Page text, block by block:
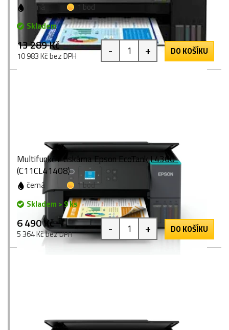
černá
1 bod
Skladem
13 289 Kč
10 983 Kč bez DPH - + DO KOŠÍKU
Multifunkční tiskárna Epson EcoTank L4360
(C11CL41408)
černá
1 bod
Skladem > 9 ks
6 490 Kč
5 364 Kč bez DPH - + DO KOŠÍKU